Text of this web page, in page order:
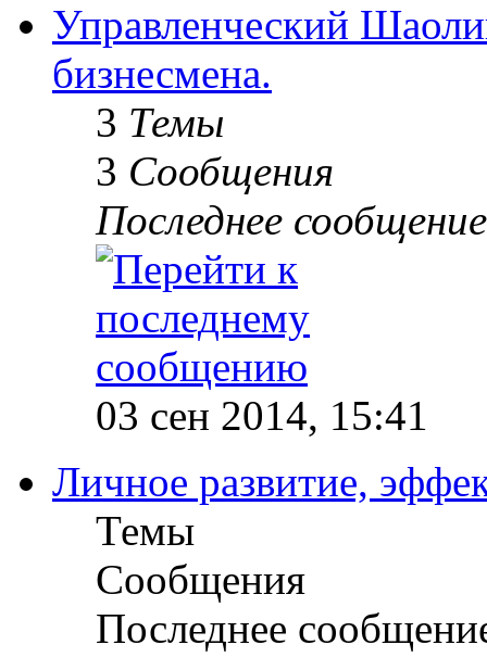
Управленческий
бизнесмена.
3 Темы
3 Сообщения
Последнее сообщение
03 сен 2014, 15:41
Личное развитие,
Темы
Сообщения
Последнее